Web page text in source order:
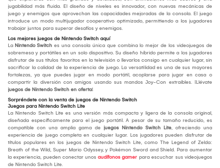
jugabilidad más fluida. El diseño de niveles es innovador, con nuevas mecánicas de
juego y enemigos que aprovechan las capacidades mejoradas de la consola. El juego
introduce un modo multijugador cooperativo optimizado, permitiendo a los jugadores
trabajar juntos para superar desafíos y enemigos.
Los mejores juegos de Nintendo Switch aquí
La Nintendo Switch es una consola única que combina lo mejor de los videojuegos de
sobremesa y portátiles en un solo dispositivo. Su diseño híbrido permite a los jugadores
disfrutar de sus títulos favoritos en la televisión o llevarlos consigo en cualquier lugar, sin
sacrificar la calidad de la experiencia de juego. La versatilidad es una de sus mayores
fortalezas, ya que puedes jugar en modo portátil, acoplarse para jugar en casa o
compartir la diversión con amigos usando sus mandos Joy-Con extraíbles. ¡Llévate
juegos de Nintendo Switch en oferta!
Sorpréndete con la venta de juegos de Nintendo Switch
Juegos para Nintendo Switch Lite
La Nintendo Switch Lite es una versión más compacta y ligera de la consola original,
diseñada específicamente para el juego portátil. A pesar de su tamaño reducido, es
compatible con una amplia gama de juegos Nintendo Switch Lite, ofreciendo una
experiencia de juego completa en cualquier lugar. Los jugadores pueden disfrutar de
títulos populares en los juegos de Nintendo Switch Lite, como The Legend of Zelda:
Breath of the Wild, Super Mario Odyssey, y Pokémon Sword and Shield. Para aumentar
la experiencia, pueden conectar unos audífonos gamer para escuchar sus videojuegos
de Nintendo Switch Lite.